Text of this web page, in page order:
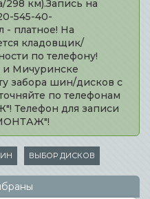
298 км).Запись на
545-40-
платное! На
кладовщик/
по телефону!
Мичуринске
забора шин/дисков с
по телефонам
Телефон для записи
ВЫБОР ДИСКОВ